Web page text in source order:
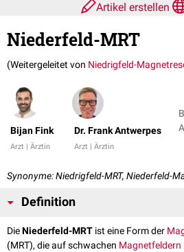
Artikel erstellen
Niederfeld-MRT
(Weitergeleitet von Niedrigfeld-
Bijan Fink
Arzt | Ärztin
Dr. Frank Antwerpes
Arzt | Ärztin
Synonyme: Niedrigfeld-MRT, Niederfeld-
Definition
DieNiederfeld-MRT ist eine Form der
(MRT), die auf schwachen Magnetfeldern